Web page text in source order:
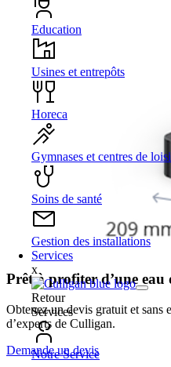
Education
Usines et entrepôts
Horeca
Gymnases et centres de
Soins de santé
Gestion des installations
Services
x
Retour
Services
Notre Service
Prêt à profiter d’une eau
Obtenez un devis gratuit et sans
d’experts de Culligan.
Demande un devis